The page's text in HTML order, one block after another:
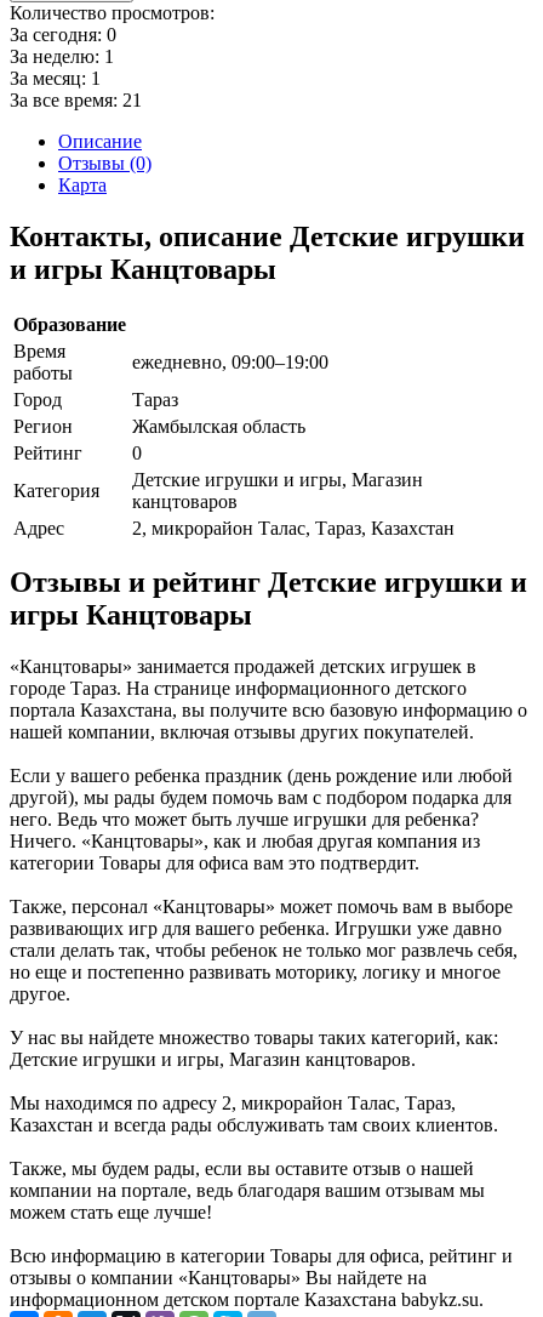
Количество просмотров:
За сегодня: 0
За неделю: 1
За месяц: 1
За все время: 21
Описание
Отзывы (0)
Карта
Контакты, описание Детские игрушки
и игры Канцтовары
Образование
Время
работы
ежедневно, 09:00–19:00
Город
Тараз
Регион
Жамбылская область
Рейтинг
0
Категория
Детские игрушки и игры, Магазин
канцтоваров
Адрес
2, микрорайон Талас, Тараз, Казахстан
Отзывы и рейтинг Детские игрушки и
игры Канцтовары
«Канцтовары» занимается продажей детских игрушек в
городе Тараз. На странице информационного детского
портала Казахстана, вы получите всю базовую информацию о
нашей компании, включая отзывы других покупателей.
Если у вашего ребенка праздник (день рождение или любой
другой), мы рады будем помочь вам с подбором подарка для
него. Ведь что может быть лучше игрушки для ребенка?
Ничего. «Канцтовары», как и любая другая компания из
категории Товары для офиса вам это подтвердит.
Также, персонал «Канцтовары» может помочь вам в выборе
развивающих игр для вашего ребенка. Игрушки уже давно
стали делать так, чтобы ребенок не только мог развлечь себя,
но еще и постепенно развивать моторику, логику и многое
другое.
У нас вы найдете множество товары таких категорий, как:
Детские игрушки и игры, Магазин канцтоваров.
Мы находимся по адресу 2, микрорайон Талас, Тараз,
Казахстан и всегда рады обслуживать там своих клиентов.
Также, мы будем рады, если вы оставите отзыв о нашей
компании на портале, ведь благодаря вашим отзывам мы
можем стать еще лучше!
Всю информацию в категории Товары для офиса, рейтинг и
отзывы о компании «Канцтовары» Вы найдете на
информационном детском портале Казахстана babykz.su.